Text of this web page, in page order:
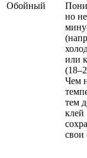
Обойный
но не
или
Чем
тем
клей
свои